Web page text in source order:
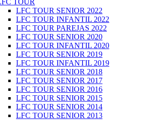
LFC TOUR
LFC TOUR SENIOR 2022
LFC TOUR INFANTIL 2022
LFC TOUR PAREJAS 2022
LFC TOUR SENIOR 2020
LFC TOUR INFANTIL 2020
LFC TOUR SENIOR 2019
LFC TOUR INFANTIL 2019
LFC TOUR SENIOR 2018
LFC TOUR SENIOR 2017
LFC TOUR SENIOR 2016
LFC TOUR SENIOR 2015
LFC TOUR SENIOR 2014
LFC TOUR SENIOR 2013